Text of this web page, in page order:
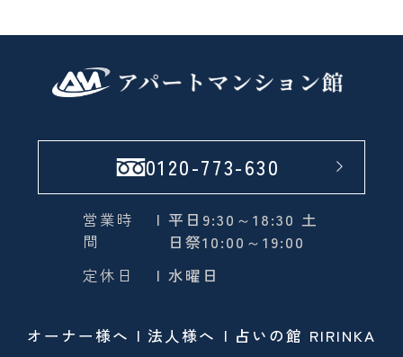
0120-773-630
営業時
間
| 平日9:30～18:30 土
日祭10:00～19:00
定休日
| 水曜日
オーナー様へ 法人様へ 占いの館 RIRINKA